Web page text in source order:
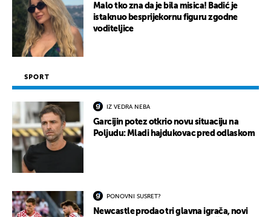
Malo tko zna da je bila misica! Badić je
istaknuo besprijekornu figuru zgodne
voditeljice
SPORT
IZ VEDRA NEBA
Garcijin potez otkrio novu situaciju na
Poljudu: Mladi hajdukovac pred odlaskom
PONOVNI SUSRET?
Newcastle prodao tri glavna igrača, novi